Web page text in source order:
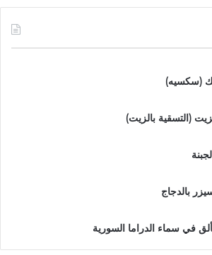
(سكسيه)
(التسقية بالزيت)
بالدجاج
في سماء الدراما السورية